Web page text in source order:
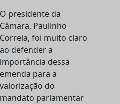
O presidente da
Câmara, Paulinho
Correia, foi muito claro
ao defender a
importância dessa
emenda para a
valorização do
mandato parlamentar